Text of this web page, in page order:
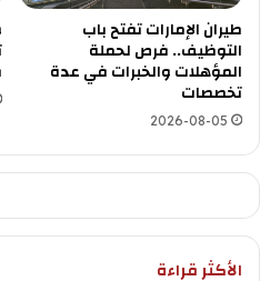
طيران الإمارات تفتح باب
التوظيف.. فرص لحملة
المؤهلات والخبرات في عدة
تخصصات
2026-08-05
الأكثر قراءة